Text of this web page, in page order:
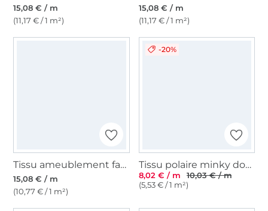
15,08 € / m
(11,17 € / 1 m²)
15,08 € / m
(11,17 € / 1 m²)
Tissu ameublement fauteuil canapé Theo, beige
15,08 € / m
(10,77 € / 1 m²)
-20%
Tissu polaire minky doux à pois, blanc cassé
8,02 € / m
10,03 € / m
(5,53 € / 1 m²)